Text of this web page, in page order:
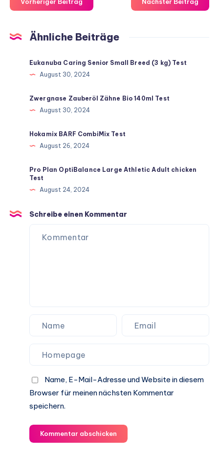
Vorheriger Beitrag Nächster Beitrag
Ähnliche Beiträge
Eukanuba Caring Senior Small Breed (3 kg) Test
August 30, 2024
Zwergnase Zauberöl Zähne Bio 140ml Test
August 30, 2024
Hokamix BARF CombiMix Test
August 26, 2024
Pro Plan OptiBalance Large Athletic Adult chicken
Test
August 24, 2024
Schreibe einen Kommentar
Name, E-Mail-Adresse und Website in diesem
Browser für meinen nächsten Kommentar
speichern.
Kommentar abschicken